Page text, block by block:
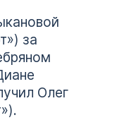
за
Олег